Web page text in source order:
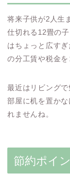
将来子供が2人生
仕切れる12畳の
はちょっと広す
の分工賃や税金を
最近はリビング
部屋に机を置か
れませんね。
節約ポイ